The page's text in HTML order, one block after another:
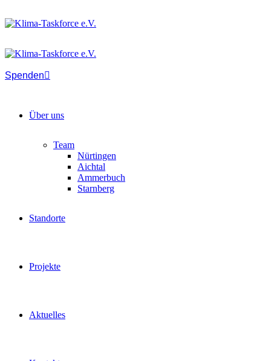
Spenden
Über uns
Team
Nürtingen
Aichtal
Ammerbuch
Starnberg
Standorte
Projekte
Aktuelles